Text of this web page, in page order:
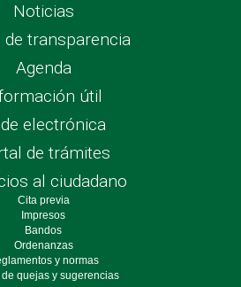
Noticias
de transparencia
Agenda
útil
electrónica
de trámites
al ciudadano
Cita previa
Impresos
Bandos
Ordenanzas
y normas
de quejas y sugerencias